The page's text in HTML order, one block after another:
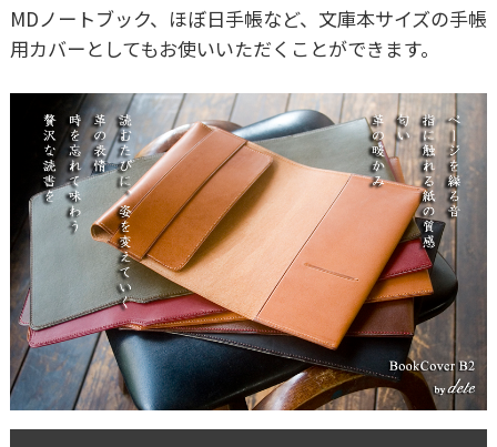
MDノートブック、ほぼ日手帳など、文庫本サイズの手帳
用カバーとしてもお使いいただくことができます。